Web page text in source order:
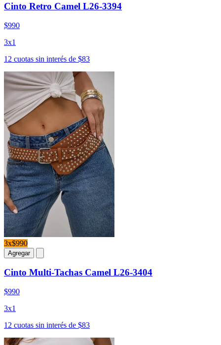
Cinto Retro Camel L26-3394
$990
3x1
12 cuotas sin interés de $83
3x$990
Agregar
Cinto Multi-Tachas Camel L26-3404
$990
3x1
12 cuotas sin interés de $83